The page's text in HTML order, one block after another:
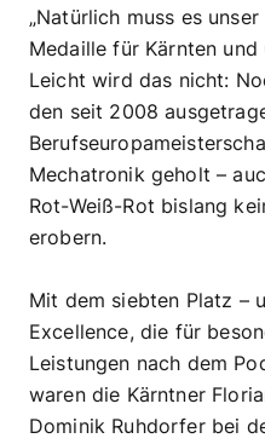
„Natürlich muss es
Medaille für Kärnten und
Leicht wird das nicht:
den seit 2008
Mechatronik geholt –
Rot-Weiß-Rot bislang
erobern.
Mit dem siebten Platz –
Excellence, die für
Leistungen nach dem
waren die Kärntner
Dominik Ruhdorfer bei